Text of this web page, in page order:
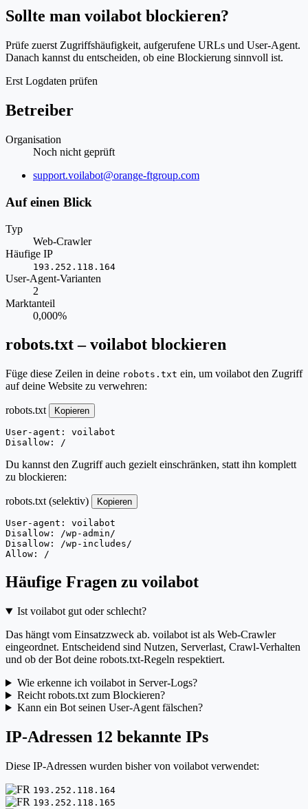
Sollte man voilabot blockieren?
Prüfe zuerst Zugriffshäufigkeit, aufgerufene URLs und User-Agent.
Danach kannst du entscheiden, ob eine Blockierung sinnvoll ist.
Erst Logdaten prüfen
Betreiber
Organisation
Noch nicht geprüft
Website
support.voilabot@orange-ftgroup.com
Auf einen Blick
Typ
Web-Crawler
Häufige IP
193.252.118.164
User-Agent-Varianten
2
Marktanteil
0,000%
robots.txt – voilabot blockieren
Füge diese Zeilen in deine robots.txt ein, um voilabot den Zugriff
auf deine Website zu verwehren:
robots.txt Kopieren
User-agent: voilabot
Disallow: /
Du kannst den Zugriff auch gezielt einschränken, statt ihn komplett
zu blockieren:
robots.txt (selektiv) Kopieren
User-agent: voilabot
Disallow: /wp-admin/
Disallow: /wp-includes/
Allow: /
Häufige Fragen zu voilabot
Ist voilabot gut oder schlecht?
Das hängt vom Einsatzzweck ab. voilabot ist als Web-Crawler
eingeordnet. Entscheidend sind Nutzen, Serverlast, Crawl-Verhalten
und ob der Bot deine robots.txt-Regeln respektiert.
Wie erkenne ich voilabot in Server-Logs?
Reicht robots.txt zum Blockieren?
Kann ein Bot seinen User-Agent fälschen?
IP-Adressen 12 bekannte IPs
Diese IP-Adressen wurden bisher von voilabot verwendet:
193.252.118.164
193.252.118.165